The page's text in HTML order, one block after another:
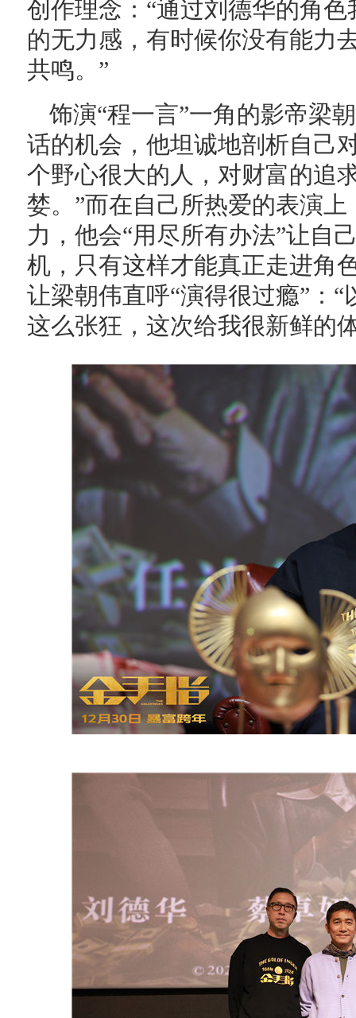
创作理念：“通过刘德华的角
的无力感，有时候你没有能力
共鸣。”
饰演“程一言”一角的影帝梁
话的机会，他坦诚地剖析自己
个野心很大的人，对财富的追
婪。”而在自己所热爱的表演
力，他会“用尽所有办法”让自
机，只有这样才能真正走进角
让梁朝伟直呼“演得很过瘾”：
这么张狂，这次给我很新鲜的